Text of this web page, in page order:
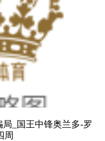
_国王中锋奥兰多-罗
周